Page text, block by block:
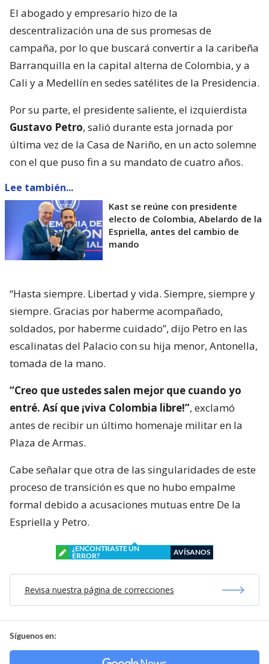
El abogado y empresario hizo de la
descentralización una de sus promesas de
campaña, por lo que buscará convertir a la caribeña
Barranquilla en la capital alterna de Colombia, y a
Cali y a Medellín en sedes satélites de la Presidencia.
Por su parte, el presidente saliente, el izquierdista
Gustavo Petro, salió durante esta jornada por
última vez de la Casa de Nariño, en un acto solemne
con el que puso fin a su mandato de cuatro años.
Lee también...
Kast se reúne con presidente
electo de Colombia, Abelardo de la
Espriella, antes del cambio de
mando
“Hasta siempre. Libertad y vida. Siempre, siempre y
siempre. Gracias por haberme acompañado,
soldados, por haberme cuidado”, dijo Petro en las
escalinatas del Palacio con su hija menor, Antonella,
tomada de la mano.
“Creo que ustedes salen mejor que cuando yo
entré. Así que ¡viva Colombia libre!”, exclamó
antes de recibir un último homenaje militar en la
Plaza de Armas.
Cabe señalar que otra de las singularidades de este
proceso de transición es que no hubo empalme
formal debido a acusaciones mutuas entre De la
Espriella y Petro.
¿ENCONTRASTE UN
ERROR?
AVÍSANOS
Revisa nuestra página de correcciones
Síguenos en: